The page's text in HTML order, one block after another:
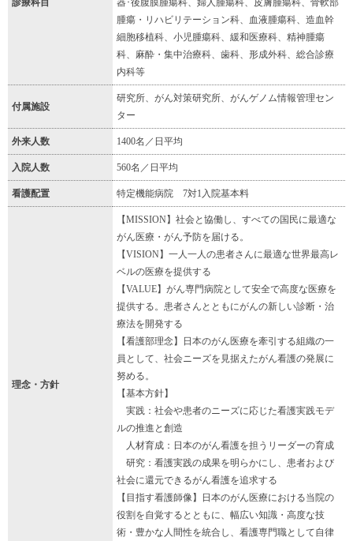
診療科目
器･後腹膜腫瘍科、婦人腫瘍科、皮膚腫瘍科、骨軟部
腫瘍・リハビリテーション科、血液腫瘍科、造血幹
細胞移植科、小児腫瘍科、緩和医療科、精神腫瘍
科、麻酔・集中治療科、歯科、形成外科、総合診療
内科等
付属施設
研究所、がん対策研究所、がんゲノム情報管理セン
ター
外来人数 1400名／日平均
入院人数 560名／日平均
看護配置 特定機能病院 7対1入院基本料
理念・方針
【MISSION】社会と協働し、すべての国民に最適な
がん医療・がん予防を届ける。
【VISION】一人一人の患者さんに最適な世界最高レ
ベルの医療を提供する
【VALUE】がん専門病院として安全で高度な医療を
提供する。患者さんとともにがんの新しい診断・治
療法を開発する
【看護部理念】日本のがん医療を牽引する組織の一
員として、社会ニーズを見据えたがん看護の発展に
努める。
【基本方針】
実践：社会や患者のニーズに応じた看護実践モデ
ルの推進と創造
人材育成：日本のがん看護を担うリーダーの育成
研究：看護実践の成果を明らかにし、患者および
社会に還元できるがん看護を追求する
【目指す看護師像】日本のがん医療における当院の
役割を自覚するとともに、幅広い知識・高度な技
術・豊かな人間性を統合し、看護専門職として自律